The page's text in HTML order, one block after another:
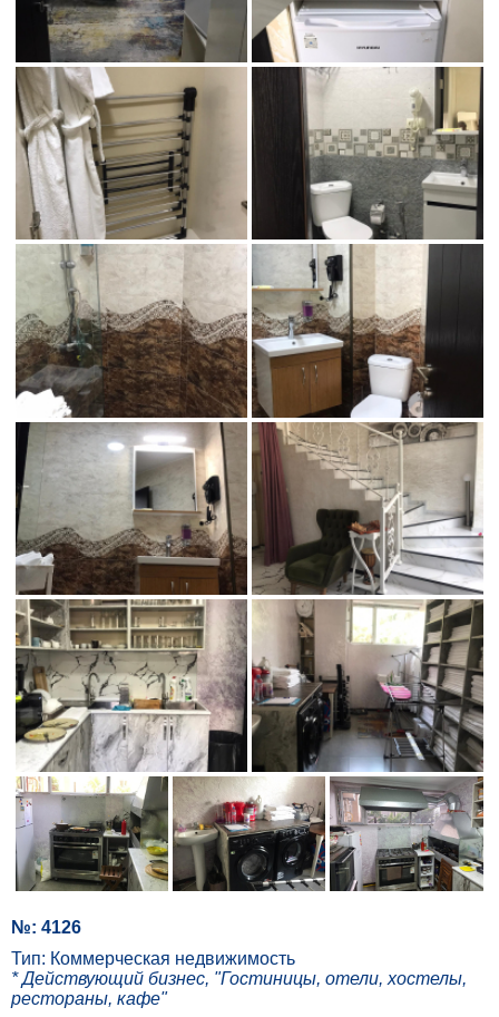
№: 4126
Тип: Коммерческая недвижимость
* Действующий бизнес, "Гостиницы, отели, хостелы,
рестораны, кафе"